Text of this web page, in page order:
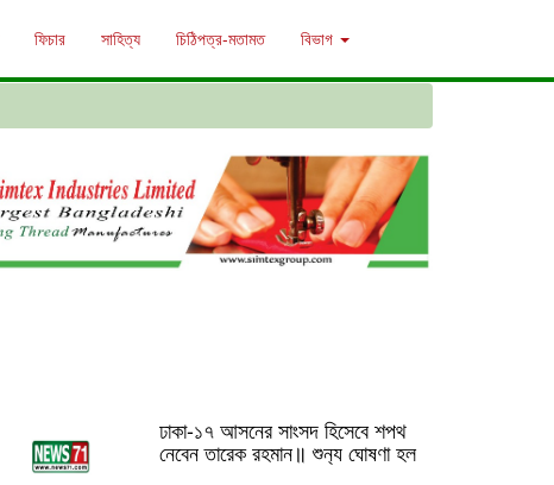
ফিচার সাহিত্য চিঠিপত্র-মতামত বিভাগ
ঢাকা-১৭ আসনের সাংসদ হিসেবে শপথ
নেবেন তারেক রহমান॥ শুন‍্য ঘোষণা হল